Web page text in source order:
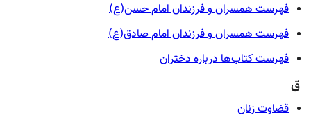
فهرست همسران و فرزندان امام حسن(ع)
فهرست همسران و فرزندان امام صادق(ع)
فهرست کتاب‌ها درباره دختران
ق
قضاوت زنان